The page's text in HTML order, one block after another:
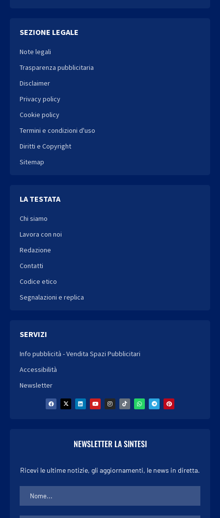
SEZIONE LEGALE
Note legali
Trasparenza pubblicitaria
Disclaimer
Privacy policy
Cookie policy
Termini e condizioni d'uso
Diritti e Copyright
Sitemap
LA TESTATA
Chi siamo
Lavora con noi
Redazione
Contatti
Codice etico
Segnalazioni e replica
SERVIZI
Info pubblicità - Vendita Spazi Pubblicitari
Accessibilità
Newsletter
NEWSLETTER LA SINTESI
Ricevi le ultime notizie, gli aggiornamenti, le news in diretta.